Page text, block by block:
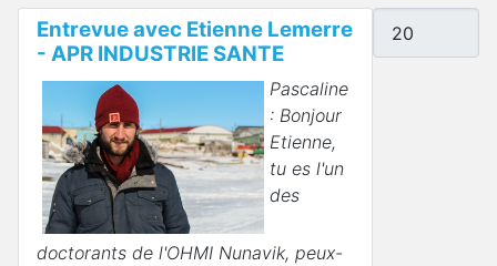
Entrevue avec Etienne Lemerre
- APR INDUSTRIE SANTE
Pascaline
: Bonjour
Etienne,
tu es l'un
des
doctorants de l'OHMI Nunavik, peux-